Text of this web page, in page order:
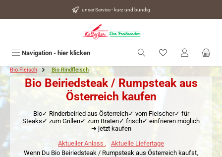
unser Service - kurz und bündig
Navigation - hier klicken Du hast 0
Bio Fleisch Bio Rindfleisch
Bio Beiriedsteak / Rumpsteak aus
Österreich kaufen
Bio✓ Rinderbeiried aus Österreich✓ vom Fleischer✓ für
Steaks✓ zum Grillen✓ zum Braten✓ frisch✓ einfrieren möglich
➜ jetzt kaufen
Aktueller Anlass
Aktuelle Liefertage
Wenn Du Bio Beiriedsteak / Rumpsteak aus Österreich kaufst,